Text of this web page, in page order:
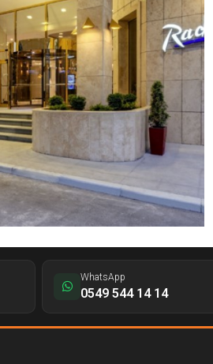
WhatsApp
0549 544 14 14